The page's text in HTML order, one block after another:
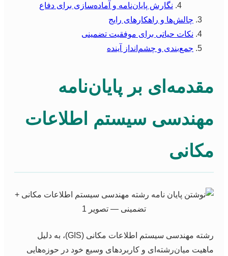
نگارش پایان‌نامه و آماده‌سازی برای دفاع
چالش‌ها و راهکارهای رایج
نکات حیاتی برای موفقیت تضمینی
جمع‌بندی و چشم‌انداز آینده
بر پایان‌نامه
سیستم اطلاعات
رشته مهندسی سیستم اطلاعات مکانی (GIS)، به دلیل
میان‌رشته‌ای و کاربردهای وسیع خود در حوزه‌هایی